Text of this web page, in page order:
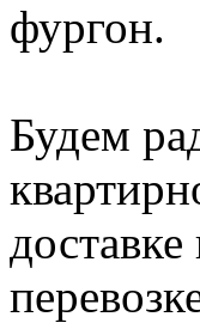
фургон.
Будем